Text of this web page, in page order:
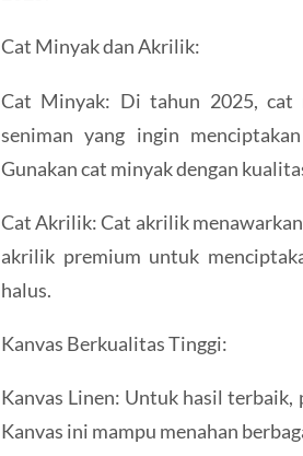
Cat Minyak dan Akrilik:
Cat Minyak: Di tahun 2025, cat
seniman yang ingin
Gunakan cat minyak dengan
Cat Akrilik: Cat akrilik
akrilik premium untuk
halus.
Kanvas Berkualitas Tinggi:
Kanvas Linen: Untuk hasil
Kanvas ini mampu menahan